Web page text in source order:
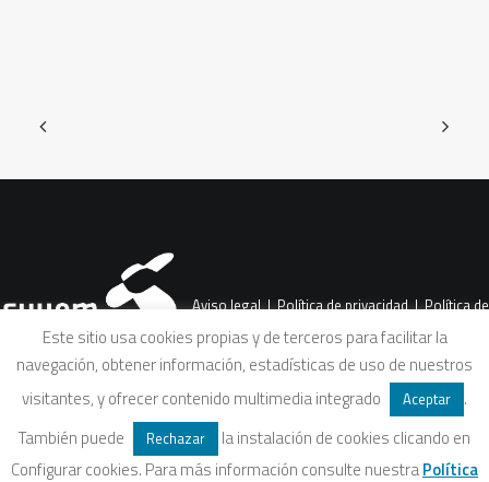
Aviso legal|Política de privacidad|Política de
Este sitio usa cookies propias y de terceros para facilitar la
navegación, obtener información, estadísticas de uso de nuestros
visitantes, y ofrecer contenido multimedia integrado
Aceptar
.
También puede
Rechazar
la instalación de cookies clicando en
Configurar cookies. Para más información consulte nuestraPolítica